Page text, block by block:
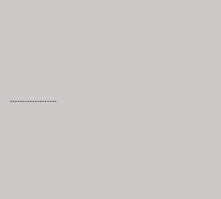
-------------------